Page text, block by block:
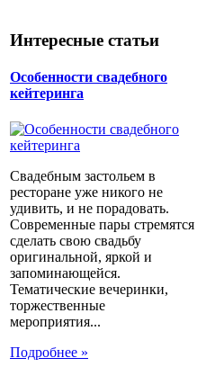
Интересные статьи
Особенности свадебного
кейтеринга
Свадебным застольем в
ресторане уже никого не
удивить, и не порадовать.
Современные пары стремятся
сделать свою свадьбу
оригинальной, яркой и
запоминающейся.
Тематические вечеринки,
торжественные
мероприятия...
Подробнее »